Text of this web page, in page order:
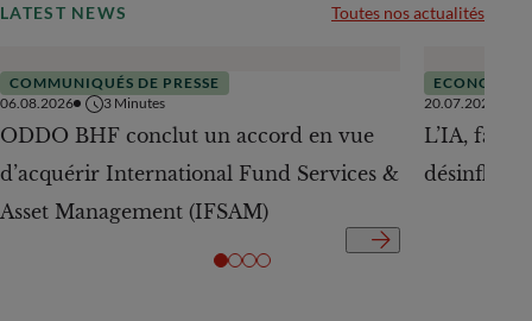
LATEST NEWS Toutes nos actualités
COMMUNIQUÉS DE PRESSE
06.08.2026
3 Minutes
ODDO BHF conclut un accord en vue
d’acquérir International Fund Services &
Asset Management (IFSAM)
ECONOMIE
20.07.2026
L’IA,